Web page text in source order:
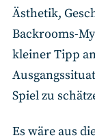
Ästhetik,
Backrooms-
kleiner Tipp
Spiel zu
Es wäre aus